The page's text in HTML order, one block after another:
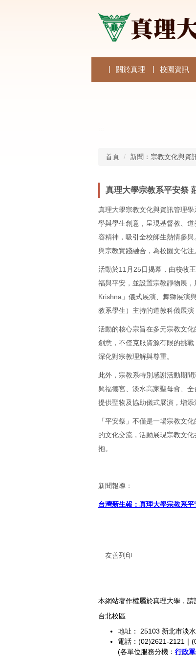
關於真理 校園資訊
:::
首頁 新聞：宗教文化與資
真理大學宗教系平安祭
真理大學宗教文化與資訊管理
學與學生創意，呈現基督教、
容精神，吸引全校師生熱情參
與宗教實踐融合，為校園文化注
活動於11月25日揭幕，由校牧
福與平安，並設置宗教靜物展
Krishna」儀式展演、舞獅展演
教系學生）主持的道教科儀展演
活動的核心宗旨在多元宗教文
創意，不僅克服資源有限的挑
深化對宗教理解與尊重。
此外，宗教系特別感謝活動期
興福德宮、淡水高家聖母會、
提供聖物及協助儀式展演，增
「平安祭」不僅是一場宗教文
的文化交流，活動展現宗教文
抱。
新聞報導：
台灣新生報：真理大學宗教系
友善列印
本網站著作權屬於真理大學，請
台北校區
地址： 25103 新北市淡
電話：(02)2621-2121｜
(各單位服務分機： 行政